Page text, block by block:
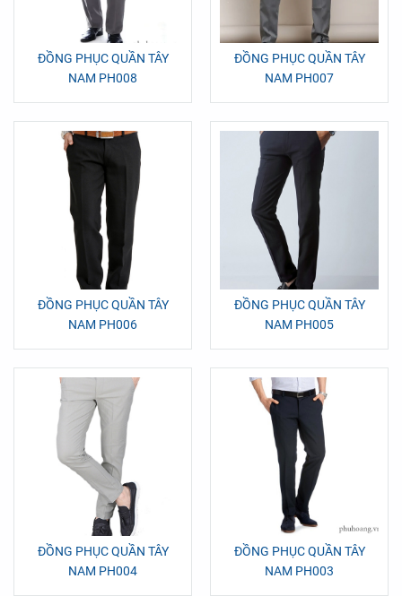
ĐỒNG PHỤC QUẦN TÂY
NAM PH008
ĐỒNG PHỤC QUẦN TÂY
NAM PH007
ĐỒNG PHỤC QUẦN TÂY
NAM PH006
ĐỒNG PHỤC QUẦN TÂY
NAM PH005
ĐỒNG PHỤC QUẦN TÂY
NAM PH004
ĐỒNG PHỤC QUẦN TÂY
NAM PH003